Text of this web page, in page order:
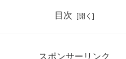
目次
スポンサーリンク